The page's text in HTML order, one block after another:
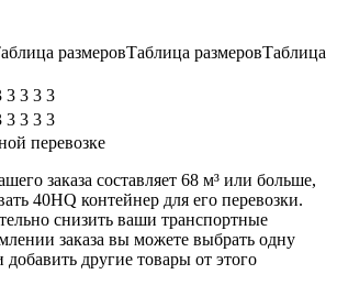
размеровТаблица размеровТаблица
3 3 3 3
3 3 3 3
перевозке
заказа составляет 68 м³ или больше,
40HQ контейнер для его перевозки.
снизить ваши транспортные
заказа вы можете выбрать одну
другие товары от этого